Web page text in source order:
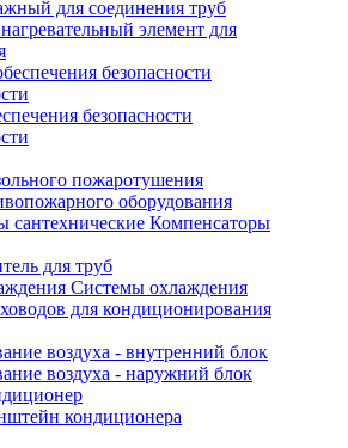
для соединения труб
элемент для
безопасности
пожаротушения
оборудования
Компенсаторы
для труб
Системы охлаждения
для кондиционирования
воздуха - внутренний блок
воздуха - наружний блок
кондиционера